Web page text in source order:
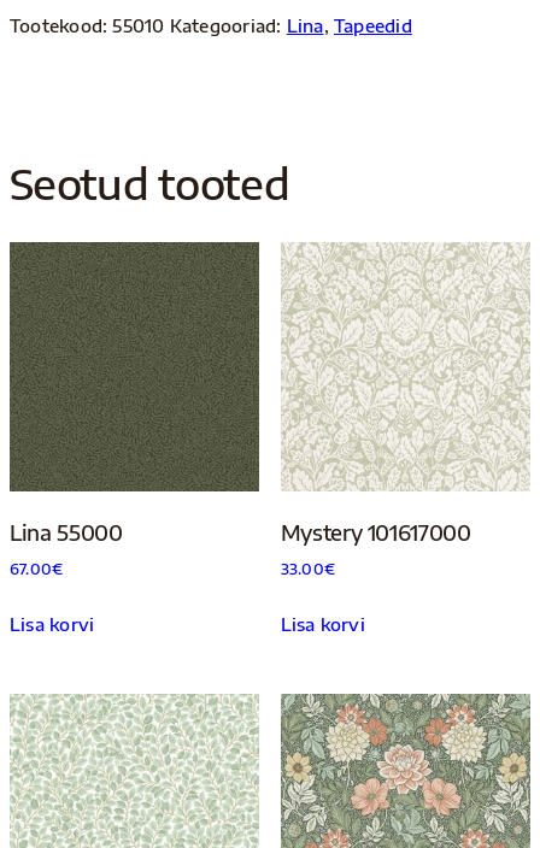
Tootekood:55010 Kategooriad: Lina, Tapeedid
Seotud tooted
Lina 55000
67.00€
Lisa korvi
Mystery 101617000
33.00€
Lisa korvi